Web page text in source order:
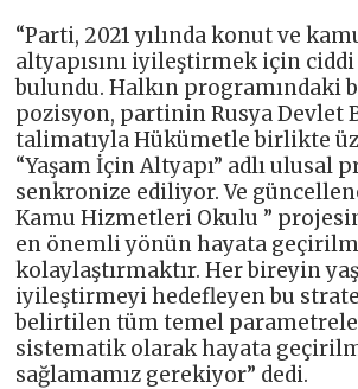
“Parti, 2021 yılında konut ve
altyapısını iyileştirmek için
bulundu. Halkın programındaki
pozisyon, partinin Rusya Devlet
talimatıyla Hükümetle birlikte
“Yaşam İçin Altyapı” adlı ulusal
senkronize ediliyor. Ve
Kamu Hizmetleri Okulu ”
en önemli yönün hayata
kolaylaştırmaktır. Her bireyin
iyileştirmeyi hedefleyen bu
belirtilen tüm temel
sistematik olarak hayata
sağlamamız gerekiyor” dedi.